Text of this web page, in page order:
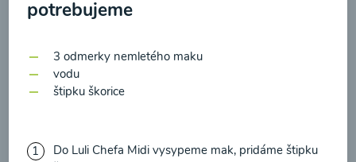
Zeleninová polievka s
potrebujeme
3 odmerky nemletého maku
vodu
štipku škorice
Do Luli Chefa Midi vysypeme mak, pridáme štipku
údajova súhlasím s nimi.